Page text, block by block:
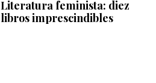
Literatura feminista: diez
libros imprescindibles